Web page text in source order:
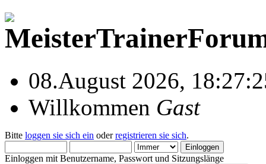
08.August 2026,
Willkommen Gast
Bitte loggen sie sich ein oderregistrieren sie sich.
Einloggen mit Benutzername, Passwort und Sitzungslänge